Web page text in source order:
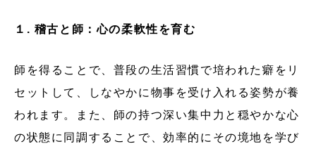
１. 稽古と師：心の柔軟性を育む
師を得ることで、普段の生活習慣で培われた癖をリ
セットして、しなやかに物事を受け入れる姿勢が養
われます。また、師の持つ深い集中力と穏やかな心
の状態に同調することで、効率的にその境地を学び